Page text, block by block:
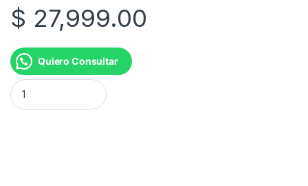
$ 27,999.00
Quiero Consultar
CALOVENTOR T-203R ROJO REDONDO BY KANJI cantidad